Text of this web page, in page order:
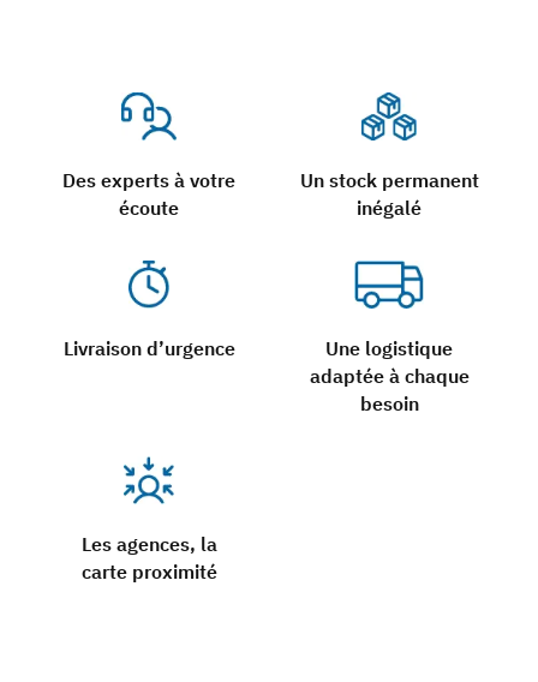
Des experts à votre
écoute
Un stock permanent
inégalé
Livraison d’urgence
Une logistique
adaptée à chaque
besoin
Les agences, la
carte proximité